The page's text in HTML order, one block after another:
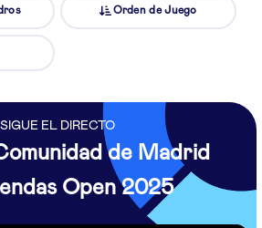
Orden de Juego
SIGUE EL DIRECTO
de Madrid
Open 2025